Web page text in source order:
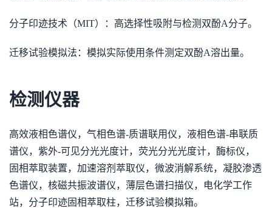
分子印迹技术（MIT）：高选择性吸附与检测双酚A分子。
迁移试验模拟法：模拟实际使用条件测定双酚A溶出量。
检测仪器
高效液相色谱仪，气相色谱-质谱联用仪，液相色谱-串联质
谱仪，紫外-可见分光光度计，荧光分光光度计，酶标仪，
固相萃取装置，加速溶剂萃取仪，微波消解系统，凝胶渗透
色谱仪，核磁共振波谱仪，薄层色谱扫描仪，电化学工作
站，分子印迹固相萃取柱，迁移试验模拟箱。